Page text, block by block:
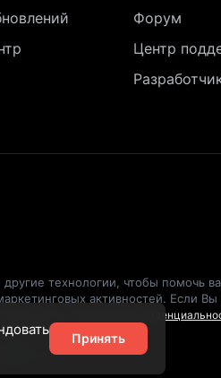
Форум
Центр
технологии, чтобы помочь
активностей. Если
Политика
Svenska
Принять